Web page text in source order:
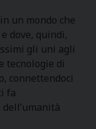
un mondo che
dove, quindi,
gli uni agli
tecnologie di
connettendoci
fa